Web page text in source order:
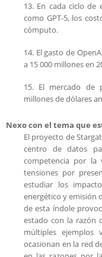
13. En cada ciclo de
como GPT-5, los
cómputo.
14. El gasto de
a 15 000 millones en
15. El mercado de
millones de dólares
Nexo con el tema que
El proyecto de
centro de datos
competencia por la
tensiones por
estudiar los
energético y emisión
de esta índole
estado con la razón
múltiples
ocasionan en la red